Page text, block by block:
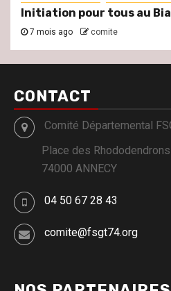
Initiation pour tous au
7 mois ago comite
CONTACT
Comité Départemental
Place des Rhododendrons
74000 ANNECY
04 50 67 28 43
comite@fsgt74.org